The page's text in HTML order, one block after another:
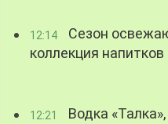
12:14
Сезон
коллекция
12:21
Водка